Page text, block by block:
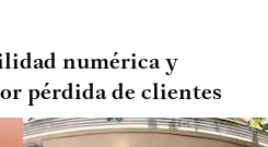
numérica y
pérdida de clientes